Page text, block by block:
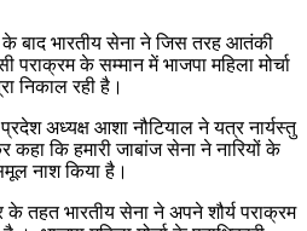
बाद भारतीय सेना ने जिस तरह आतंकी
पराक्रम के सम्मान में भाजपा महिला मोर्चा
निकाल रही है।
अध्यक्ष आशा नौटियाल ने यत्र नार्यस्तु
कहा कि हमारी जाबांज सेना ने नारियों के
नाश किया है।
तहत भारतीय सेना ने अपने शौर्य पराक्रम